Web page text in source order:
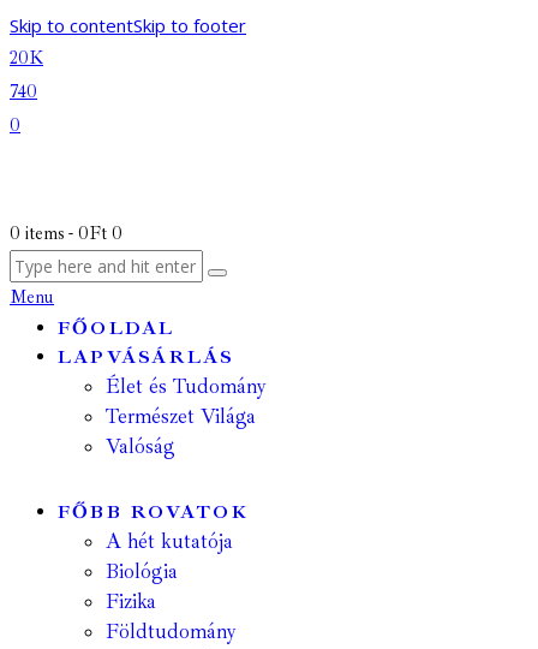
Skip to contentSkip to footer
20K
740
0
0 items - 0Ft 0
Menu
FŐOLDAL
LAPVÁSÁRLÁS
Élet és Tudomány
Természet Világa
Valóság
FŐBB ROVATOK
A hét kutatója
Biológia
Fizika
Földtudomány